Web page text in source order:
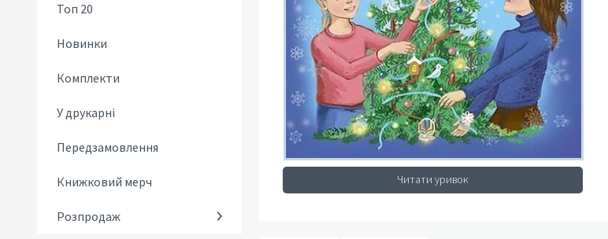
Топ 20
Новинки
Комплекти
У друкарні
Передзамовлення
Книжковий мерч
Розпродаж
Читати уривок